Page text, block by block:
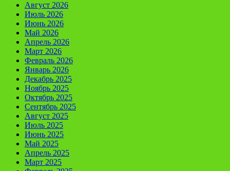
Август 2026
Июль 2026
Июнь 2026
Май 2026
Апрель 2026
Март 2026
Февраль 2026
Январь 2026
Декабрь 2025
Ноябрь 2025
Октябрь 2025
Сентябрь 2025
Август 2025
Июль 2025
Июнь 2025
Май 2025
Апрель 2025
Март 2025